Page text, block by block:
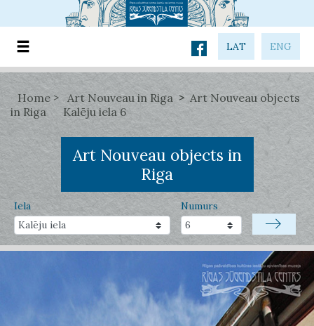
LAT ENG
Home Art Nouveau in Riga
Art Nouveau objects
in Riga
Kalēju iela 6
Art Nouveau objects in
Riga
Iela Numurs